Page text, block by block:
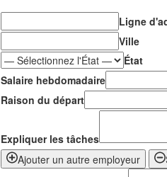
Ligne
Ville
État
Salaire hebdomadaire
Raison du départ
Expliquer les tâches
Ajouter un autre employeur